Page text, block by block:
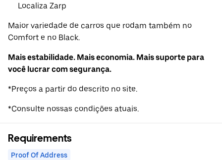
Localiza Zarp
Maior variedade de carros que rodam também no
Comfort e no Black.
Mais estabilidade. Mais economia. Mais suporte para
você lucrar com segurança.
*Preços a partir do descrito no site.
*Consulte nossas condições atuais.
Requirements
Proof Of Address